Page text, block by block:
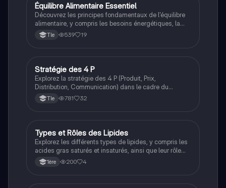
STHR
Équilibre Alimentaire Essentiel
Découvrez les principes fondamentaux de l'équilibre
alimentaire, y compris les besoins énergétiques, la
répartition des macronutriments (glucides, lipides,
protéines) et l'importance d'une alimentation variée.
offrant des conseils pratiques pour une vie saine.
Type : Cours de nutrition.
Tle 539 19
STHR
Stratégie des 4 P
Explorez la stratégie des 4 P (Produit, Prix,
Distribution, Communication) dans le cadre du
management en BTS MHR. Ce résumé aborde les
éléments clés tels que l'offre, la politique de prix, les
approfondir leur compréhension du mix marketing.
Tle 781 32
Ens. Scient.
Types et Rôles des Lipides
Explorez les différents types de lipides, y compris les
acides gras saturés et insaturés, ainsi que leur rôle
essentiel dans l'organisme. Ce résumé aborde la
formation des lipides, le métabolisme des graisses, et
1ère 200 4